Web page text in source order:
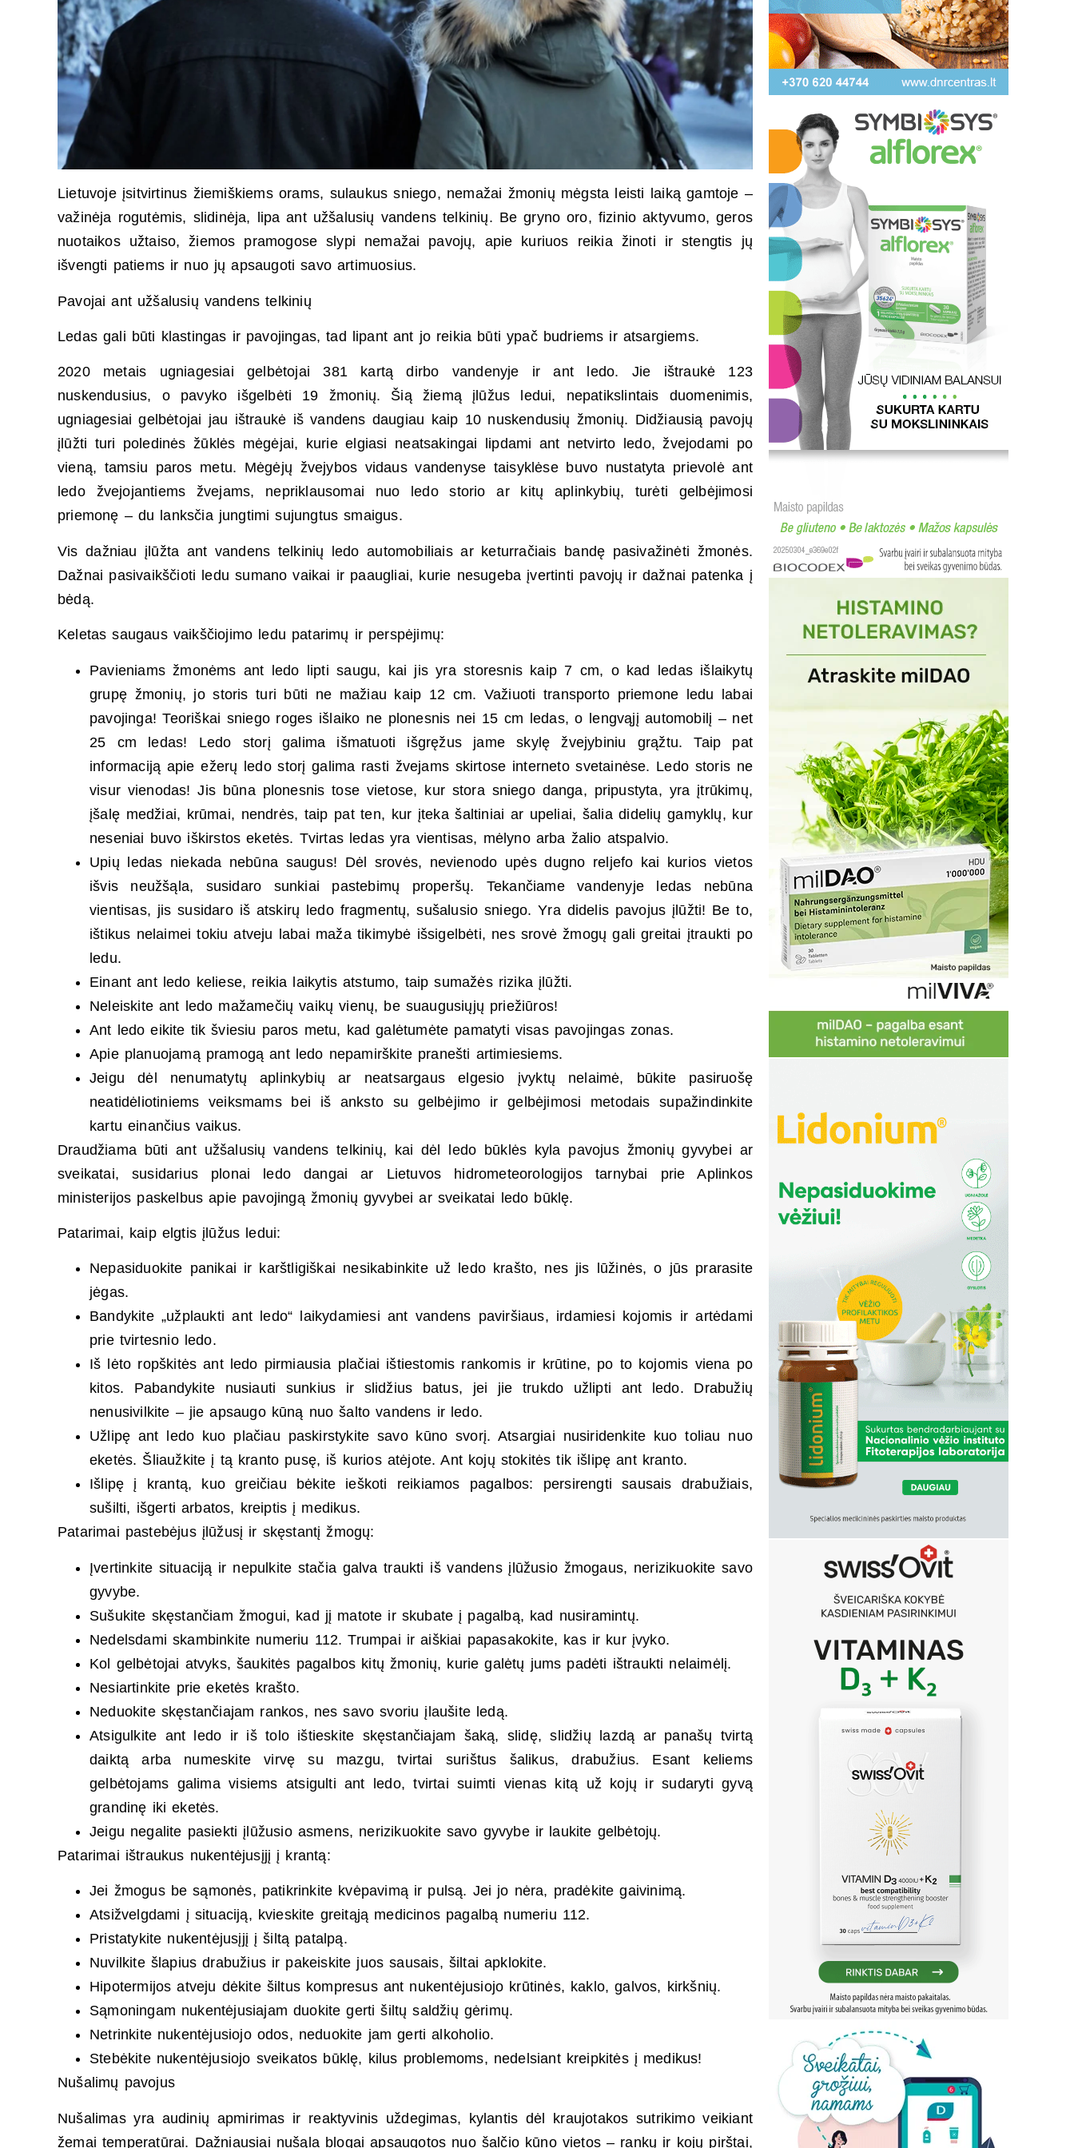
Lietuvoje įsitvirtinus žiemiškiems orams, sulaukus sniego, nemažai žmonių mėgsta leisti laiką gamtoje –
važinėja rogutėmis, slidinėja, lipa ant užšalusių vandens telkinių. Be gryno oro, fizinio aktyvumo, geros
nuotaikos užtaiso, žiemos pramogose slypi nemažai pavojų, apie kuriuos reikia žinoti ir stengtis jų
išvengti patiems ir nuo jų apsaugoti savo artimuosius.
Pavojai ant užšalusių vandens telkinių
Ledas gali būti klastingas ir pavojingas, tad lipant ant jo reikia būti ypač budriems ir atsargiems.
2020 metais ugniagesiai gelbėtojai 381 kartą dirbo vandenyje ir ant ledo. Jie ištraukė 123
nuskendusius, o pavyko išgelbėti 19 žmonių. Šią žiemą įlūžus ledui, nepatikslintais duomenimis,
ugniagesiai gelbėtojai jau ištraukė iš vandens daugiau kaip 10 nuskendusių žmonių. Didžiausią pavojų
įlūžti turi poledinės žūklės mėgėjai, kurie elgiasi neatsakingai lipdami ant netvirto ledo, žvejodami po
vieną, tamsiu paros metu. Mėgėjų žvejybos vidaus vandenyse taisyklėse buvo nustatyta prievolė ant
ledo žvejojantiems žvejams, nepriklausomai nuo ledo storio ar kitų aplinkybių, turėti gelbėjimosi
priemonę – du lanksčia jungtimi sujungtus smaigus.
Vis dažniau įlūžta ant vandens telkinių ledo automobiliais ar keturračiais bandę pasivažinėti žmonės.
Dažnai pasivaikščioti ledu sumano vaikai ir paaugliai, kurie nesugeba įvertinti pavojų ir dažnai patenka į
bėdą.
Keletas saugaus vaikščiojimo ledu patarimų ir perspėjimų:
Pavieniams žmonėms ant ledo lipti saugu, kai jis yra storesnis kaip 7 cm, o kad ledas išlaikytų
grupę žmonių, jo storis turi būti ne mažiau kaip 12 cm. Važiuoti transporto priemone ledu labai
pavojinga! Teoriškai sniego roges išlaiko ne plonesnis nei 15 cm ledas, o lengvąjį automobilį – net
25 cm ledas! Ledo storį galima išmatuoti išgręžus jame skylę žvejybiniu grąžtu. Taip pat
informaciją apie ežerų ledo storį galima rasti žvejams skirtose interneto svetainėse. Ledo storis ne
visur vienodas! Jis būna plonesnis tose vietose, kur stora sniego danga, pripustyta, yra įtrūkimų,
įšalę medžiai, krūmai, nendrės, taip pat ten, kur įteka šaltiniai ar upeliai, šalia didelių gamyklų, kur
neseniai buvo iškirstos eketės. Tvirtas ledas yra vientisas, mėlyno arba žalio atspalvio.
Upių ledas niekada nebūna saugus! Dėl srovės, nevienodo upės dugno reljefo kai kurios vietos
išvis neužšąla, susidaro sunkiai pastebimų properšų. Tekančiame vandenyje ledas nebūna
vientisas, jis susidaro iš atskirų ledo fragmentų, sušalusio sniego. Yra didelis pavojus įlūžti! Be to,
ištikus nelaimei tokiu atveju labai maža tikimybė išsigelbėti, nes srovė žmogų gali greitai įtraukti po
ledu.
Einant ant ledo keliese, reikia laikytis atstumo, taip sumažės rizika įlūžti.
Neleiskite ant ledo mažamečių vaikų vienų, be suaugusiųjų priežiūros!
Ant ledo eikite tik šviesiu paros metu, kad galėtumėte pamatyti visas pavojingas zonas.
Apie planuojamą pramogą ant ledo nepamirškite pranešti artimiesiems.
Jeigu dėl nenumatytų aplinkybių ar neatsargaus elgesio įvyktų nelaimė, būkite pasiruošę
neatidėliotiniems veiksmams bei iš anksto su gelbėjimo ir gelbėjimosi metodais supažindinkite
kartu einančius vaikus.
Draudžiama būti ant užšalusių vandens telkinių, kai dėl ledo būklės kyla pavojus žmonių gyvybei ar
sveikatai, susidarius plonai ledo dangai ar Lietuvos hidrometeorologijos tarnybai prie Aplinkos
ministerijos paskelbus apie pavojingą žmonių gyvybei ar sveikatai ledo būklę.
Patarimai, kaip elgtis įlūžus ledui:
Nepasiduokite panikai ir karštligiškai nesikabinkite už ledo krašto, nes jis lūžinės, o jūs prarasite
jėgas.
Bandykite „užplaukti ant ledo“ laikydamiesi ant vandens paviršiaus, irdamiesi kojomis ir artėdami
prie tvirtesnio ledo.
Iš lėto ropškitės ant ledo pirmiausia plačiai ištiestomis rankomis ir krūtine, po to kojomis viena po
kitos. Pabandykite nusiauti sunkius ir slidžius batus, jei jie trukdo užlipti ant ledo. Drabužių
nenusivilkite – jie apsaugo kūną nuo šalto vandens ir ledo.
Užlipę ant ledo kuo plačiau paskirstykite savo kūno svorį. Atsargiai nusiridenkite kuo toliau nuo
eketės. Šliaužkite į tą kranto pusę, iš kurios atėjote. Ant kojų stokitės tik išlipę ant kranto.
Išlipę į krantą, kuo greičiau bėkite ieškoti reikiamos pagalbos: persirengti sausais drabužiais,
sušilti, išgerti arbatos, kreiptis į medikus.
Patarimai pastebėjus įlūžusį ir skęstantį žmogų:
Įvertinkite situaciją ir nepulkite stačia galva traukti iš vandens įlūžusio žmogaus, nerizikuokite savo
gyvybe.
Sušukite skęstančiam žmogui, kad jį matote ir skubate į pagalbą, kad nusiramintų.
Nedelsdami skambinkite numeriu 112. Trumpai ir aiškiai papasakokite, kas ir kur įvyko.
Kol gelbėtojai atvyks, šaukitės pagalbos kitų žmonių, kurie galėtų jums padėti ištraukti nelaimėlį.
Nesiartinkite prie eketės krašto.
Neduokite skęstančiajam rankos, nes savo svoriu įlaušite ledą.
Atsigulkite ant ledo ir iš tolo ištieskite skęstančiajam šaką, slidę, slidžių lazdą ar panašų tvirtą
daiktą arba numeskite virvę su mazgu, tvirtai surištus šalikus, drabužius. Esant keliems
gelbėtojams galima visiems atsigulti ant ledo, tvirtai suimti vienas kitą už kojų ir sudaryti gyvą
grandinę iki eketės.
Jeigu negalite pasiekti įlūžusio asmens, nerizikuokite savo gyvybe ir laukite gelbėtojų.
Patarimai ištraukus nukentėjusįjį į krantą:
Jei žmogus be sąmonės, patikrinkite kvėpavimą ir pulsą. Jei jo nėra, pradėkite gaivinimą.
Atsižvelgdami į situaciją, kvieskite greitąją medicinos pagalbą numeriu 112.
Pristatykite nukentėjusįjį į šiltą patalpą.
Nuvilkite šlapius drabužius ir pakeiskite juos sausais, šiltai apklokite.
Hipotermijos atveju dėkite šiltus kompresus ant nukentėjusiojo krūtinės, kaklo, galvos, kirkšnių.
Sąmoningam nukentėjusiajam duokite gerti šiltų saldžių gėrimų.
Netrinkite nukentėjusiojo odos, neduokite jam gerti alkoholio.
Stebėkite nukentėjusiojo sveikatos būklę, kilus problemoms, nedelsiant kreipkitės į medikus!
Nušalimų pavojus
Nušalimas yra audinių apmirimas ir reaktyvinis uždegimas, kylantis dėl kraujotakos sutrikimo veikiant
žemai temperatūrai. Dažniausiai nušąla blogai apsaugotos nuo šalčio kūno vietos – rankų ir kojų pirštai,